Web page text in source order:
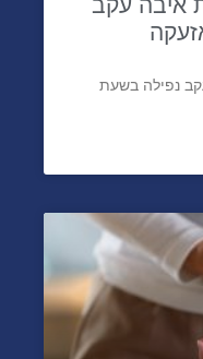
נפילה בשעת